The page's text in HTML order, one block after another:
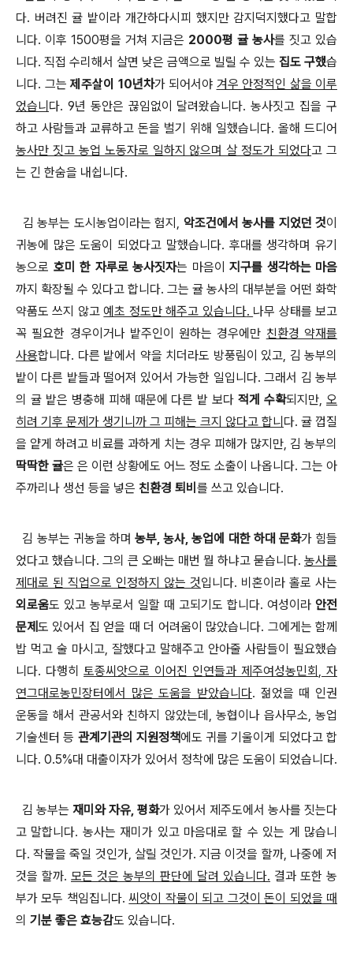
다. 버려진 귤 밭이라 개간하다시피 했지만 감지덕지했다고 말합
니다. 이후 1500평을 거쳐 지금은 2000평 귤 농사를 짓고 있습
니다. 직접 수리해서 살면 낮은 금액으로 빌릴 수 있는 집도 구했습
니다. 그는제주살이 10년차가 되어서야 겨우 안정적인 삶을 이루
었습니 다. 9년 동안은 끊임없이 달려왔습니다.농사짓고 집을 구
하고 사람들과 교류하고 돈을 벌기 위해 일했습니다. 올해 드디어
농사만 짓고 농업 노동자로 일하지 않으며 살 정도가 되었다고 그
는 긴 한숨을 내쉽니다.
김 농부는 도시농업이라는 험지 , 악조건에서 농사를 지었던 것이
귀농에 많은 도움이 되었다고 말했습니다. 후대를 생각하며 유기
농으로 호미 한 자루로 농사짓자는 마음이 지구를 생각하는 마음
까지 확장될 수 있다고 합니다. 그는 귤 농사의 대부분을 어떤 화학
약품도 쓰지 않고예초 정도만 해주고 있습니다. 나무 상태를 보고
꼭 필요한 경우이거나 밭주인이 원하는 경우에만 친환경 약재를
사용합니다. 다른 밭에서 약을 치더라도 방풍림이 있고, 김 농부의
밭이 다른 밭들과 떨어져 있어서 가능한 일입니다.그래서 김 농부
의 귤 밭은 병충해 피해 때문에 다른 밭 보다적게 수확되지만,오
히려 기후 문제가 생기니까 그 피해는 크지 않다고 합니 다. 귤 껍질
을 얕게 하려고 비료를 과하게 치는 경우 피해가 많지만, 김 농부의
딱딱한 귤은 은 이런 상황에도 어느 정도 소출이 나옵니다. 그는 아
주까리나 생선 등을 넣은 친환경 퇴비 를 쓰고 있습니다.
김 농부는 귀농을 하며 농부,농사,농업에 대한 하대 문화가 힘들
었다고 했습니다. 그의 큰 오빠는 매번 뭘 하냐고 묻습니다. 농사를
제대로 된 직업으로 인정하지 않는 것입니다. 비혼이라 홀로 사는
외로움도 있고 농부로서 일할 때 고되기도 합니다. 여성이라 안전
문제 도 있어서 집 얻을 때 더 어려움이 많았습니다. 그에게는함께
밥 먹고 술 마시고, 잘했다고 말해주고 안아줄 사람들이 필요했습
니다. 다행히 토종씨앗으로 이어진 인연들과 제주여성농민회 , 자
연그대로농민장터에서 많은 도움을 받았습니다. 젊었을 때 인권
운동을 해서 관공서와 친하지 않았는데 , 농협이나 읍사무소,농업
기술센터 등 관계기관의 지원정책에도 귀를 기울이게 되었다고 합
니다. 0.5%대 대출이자가 있어서 정착에 많은 도움이 되었습니다.
김 농부는 재미와 자유, 평화가 있어서 제주도에서 농사를 짓는다
고 말합니다. 농사는 재미가 있고 마음대로 할 수 있는 게 많습니
다. 작물을죽일 것인가, 살릴 것인가.지금 이것을 할까, 나중에 저
것을 할까. 모든 것은 농부의 판단에 달려 있습니다. 결과 또한 농
부가 모두 책임집니다.씨앗이 작물이 되고 그것이 돈이 되었을 때
의 기분 좋은 효능감도 있습니다.